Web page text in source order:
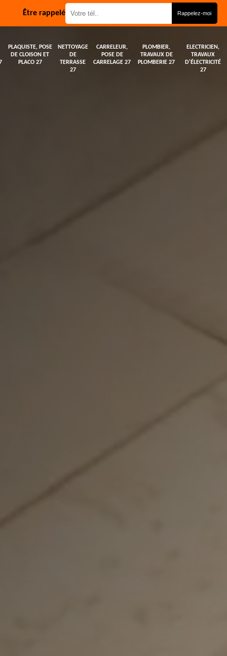
Être rappelé
PLAQUISTE, POSE
DE CLOISON ET
PLACO 27
NETTOYAGE
DE
TERRASSE
27
CARRELEUR,
POSE DE
CARRELAGE 27
PLOMBIER,
TRAVAUX DE
PLOMBERIE 27
ELECTRICIEN,
TRAVAUX
D'ÉLECTRICITÉ
27